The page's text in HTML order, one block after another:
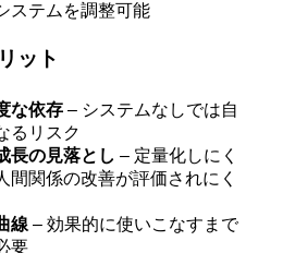
ステムを調整可能
ット
な依存 – システムなしでは自
るリスク
長の見落とし – 定量化しにく
間関係の改善が評価されにく
線 – 効果的に使いこなすまで
要